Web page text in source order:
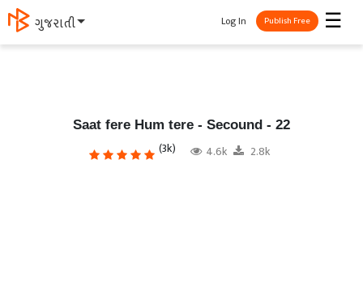
ગુજરાતી ☰
Log In Publish Free
Saat fere Hum tere - Secound - 22
(3k) 4.6k 2.8k